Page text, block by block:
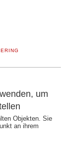
um
Objekten. Sie
an ihrem